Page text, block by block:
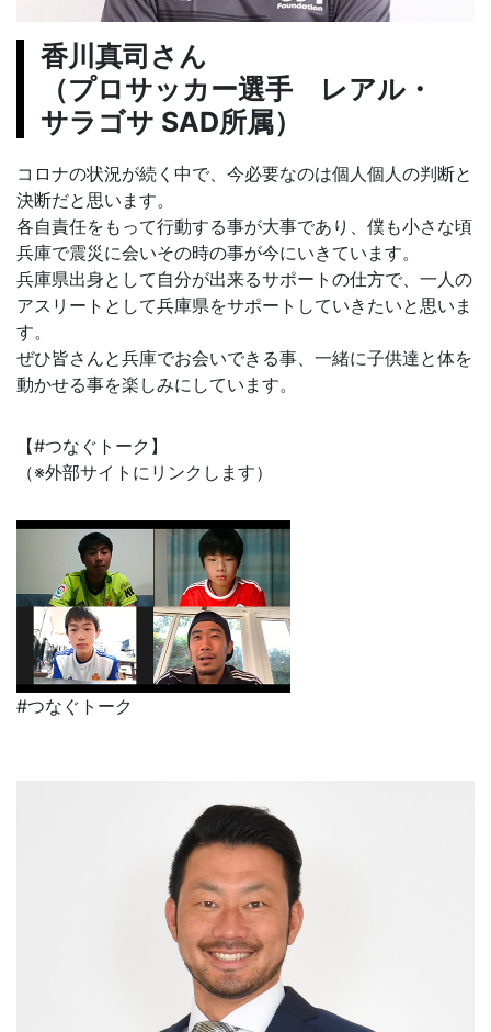
香川真司さん
（プロサッカー選手 レアル・
サラゴサ SAD所属）
コロナの状況が続く中で、今必要なのは個人個人の判断と
決断だと思います。
各自責任をもって行動する事が大事であり、僕も小さな頃
兵庫で震災に会いその時の事が今にいきています。
兵庫県出身として自分が出来るサポートの仕方で、一人の
アスリートとして兵庫県をサポートしていきたいと思いま
す。
ぜひ皆さんと兵庫でお会いできる事、一緒に子供達と体を
動かせる事を楽しみにしています。
【#つなぐトーク 】
（※外部サイトにリンクします）
#つなぐトーク